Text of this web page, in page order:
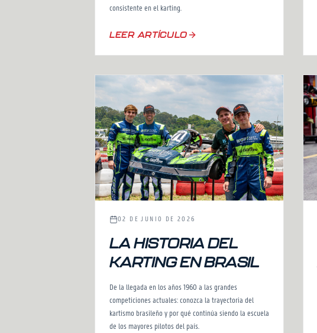
consistente en el karting.
LEER ARTÍCULO
02 DE JUNIO DE 2026
LA HISTORIA DEL
KARTING EN BRASIL
De la llegada en los años 1960 a las grandes
competiciones actuales: conozca la trayectoria del
kartismo brasileño y por qué continúa siendo la escuela
de los mayores pilotos del país.